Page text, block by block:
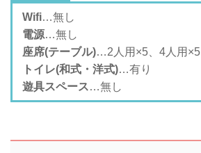
Wifi…無し
電源…無し
座席(テーブル)…2人用×5、4人用×5
トイレ(和式・洋式)…有り
遊具スペース…無し